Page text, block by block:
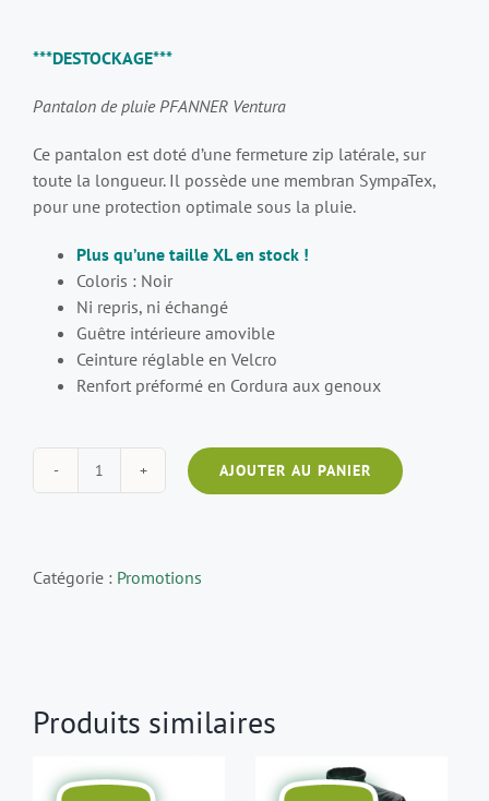
était :
***DESTOCKAGE***
Pantalon de pluie PFANNER Ventura
Ce pantalon est doté d’une fermeture zip latérale, sur
toute la longueur. Il possède une membran SympaTex,
pour une protection optimale sous la pluie.
Plus qu’une taille XL en stock !
Coloris : Noir
Ni repris, ni échangé
Guêtre intérieure amovible
Ceinture réglable en Velcro
Renfort préformé en Cordura aux genoux
quantité
pluie
XL
AJOUTER AU PANIER
Catégorie : Promotions
Produits similaires